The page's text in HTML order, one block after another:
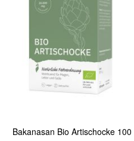
Bakanasan Bio Artischocke 100